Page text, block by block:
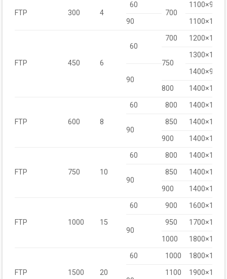
FTP 300 4
60
700
1100×900
90
1100×1000
FTP 450 6
60
700 1200×1000
750
1300×1000
90
1400×900
800
1400×1000
FTP 600 8
60 800 1400×1100
90
850
1400×1200
900
1400×1300
FTP 750 10
60 800 1400×1100
90
850
1400×1200
900
1400×1350
FTP 1000 15
60 900 1600×1500
90
950
1700×1600
1000
1800×1700
FTP 1500 20
60 1000 1800×1800
1100 1900×1900